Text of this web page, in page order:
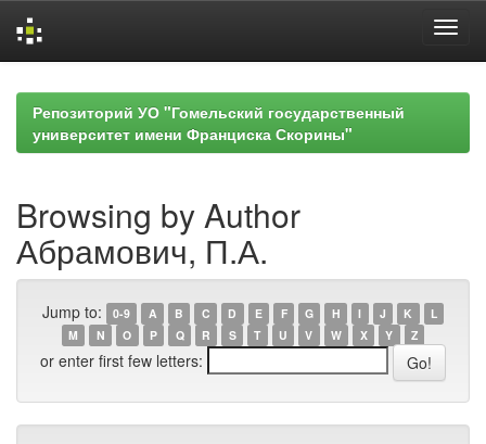
navigationРепозиторий УО "Гомельский государственный
университет имени Франциска Скорины"
Browsing by Author
Абрамович, П.А.
Jump to: 0-9 A B C D E F G H I J K
L
M
N O P Q R S T U V W X Y Z
or enter first few letters: